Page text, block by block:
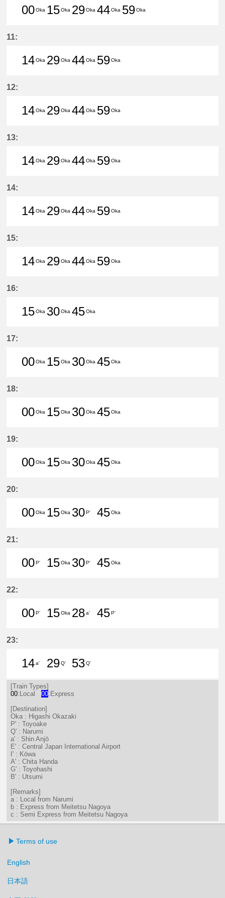
00Oka 15Oka 29Oka 44Oka 59Oka
11:
14Oka 29Oka 44Oka 59Oka
12:
14Oka 29Oka 44Oka 59Oka
13:
14Oka 29Oka 44Oka 59Oka
14:
14Oka 29Oka 44Oka 59Oka
15:
14Oka 29Oka 44Oka 59Oka
16:
15Oka 30Oka 45Oka
17:
00Oka 15Oka 30Oka 45Oka
18:
00Oka 15Oka 30Oka 45Oka
19:
00Oka 15Oka 30Oka 45Oka
20:
00Oka 15Oka 30P'
45Oka
21:
00P'
15Oka 30P'
45Oka
22:
00P'
15Oka 28a'
45P'
23:
14
14分はつ LocalShin Anjō(NH17)いき
a'
29
29分はつ LocalNarumi(NH27)い
Q'
53
53分はつ
Q'
[Train Types]
00:Local 00:Express
[Destination]
Oka : Higashi Okazaki
P' : Toyoake
Q' : Narumi
a' : Shin Anjō
E' : Central Japan International Airport
I' : Kōwa
A' : Chita Handa
G' : Toyohashi
B' : Utsumi
[Remarks]
a : Local from Narumi
b : Express from Meitetsu Nagoya
c : Semi Express from Meitetsu Nagoya
Terms of use
English
日本語